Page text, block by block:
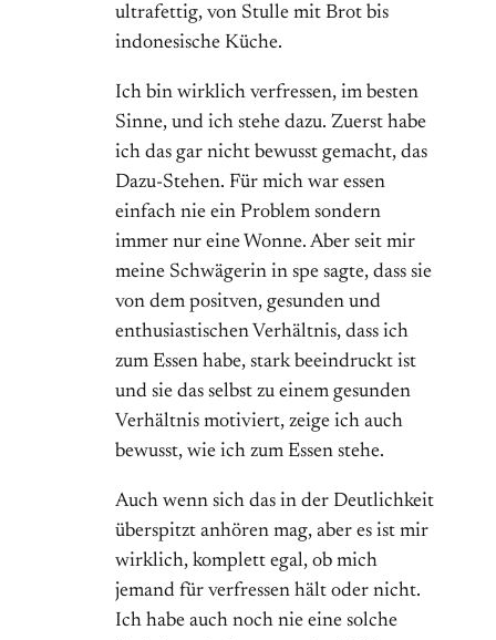
ultrafettig, von Stulle mit Brot bis
indonesische Küche.
Ich bin wirklich verfressen, im besten
Sinne, und ich stehe dazu. Zuerst habe
ich das gar nicht bewusst gemacht, das
Dazu-Stehen. Für mich war essen
einfach nie ein Problem sondern
immer nur eine Wonne. Aber seit mir
meine Schwägerin in spe sagte, dass sie
von dem positven, gesunden und
enthusiastischen Verhältnis, dass ich
zum Essen habe, stark beeindruckt ist
und sie das selbst zu einem gesunden
Verhältnis motiviert, zeige ich auch
bewusst, wie ich zum Essen stehe.
Auch wenn sich das in der Deutlichkeit
überspitzt anhören mag, aber es ist mir
wirklich, komplett egal, ob mich
jemand für verfressen hält oder nicht.
Ich habe auch noch nie eine solche